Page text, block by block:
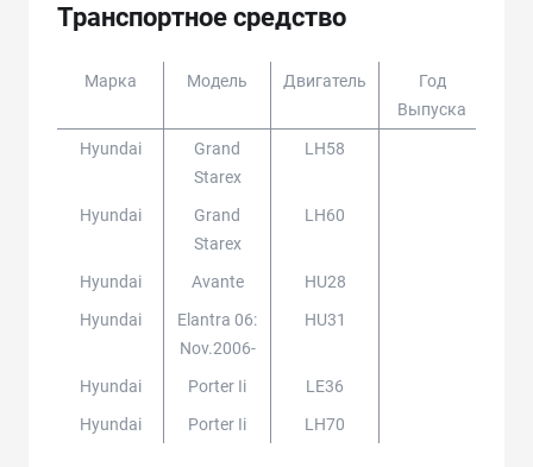
Транспортное средство
Марка Модель Двигатель
Год
Выпуска
Hyundai
Grand
Starex
LH58
Hyundai
Grand
Starex
LH60
Hyundai Avante
HU28
Hyundai
Elantra 06:
Nov.2006-
HU31
Hyundai Porter Ii
LE36
Hyundai
Porter Ii LH70